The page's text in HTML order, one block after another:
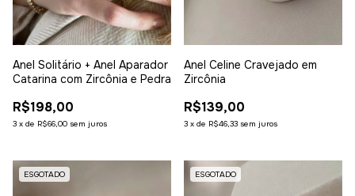
Anel Solitário + Anel Aparador
Catarina com Zircônia e Pedra
R$198,00
3 x de R$66,00 sem juros
Anel Celine Cravejado em
Zircônia
R$139,00
3 x de R$46,33 sem juros
ESGOTADO ESGOTADO